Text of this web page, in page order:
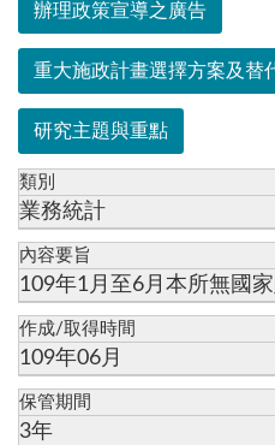
辦理政策宣導之廣告
重大施政計畫選擇方案及替
研究主題與重點
類別
業務統計
內容要旨
109年1月至6月本所無國
作成/取得時間
109年06月
保管期間
3年